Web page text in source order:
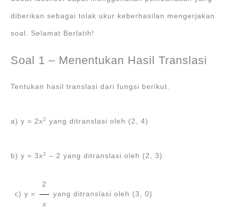
diberikan sebagai tolak ukur keberhasilan mengerjakan
soal. Selamat Berlatih!
Soal 1 – Menentukan Hasil Translasi
Tentukan hasil translasi dari fungsi berikut.
a) y = 2x2 yang ditranslasi oleh (2, 4)
b) y = 3x2 – 2 yang ditranslasi oleh (2, 3)
c) y =
2
x
yang ditranslasi oleh (3, 0)